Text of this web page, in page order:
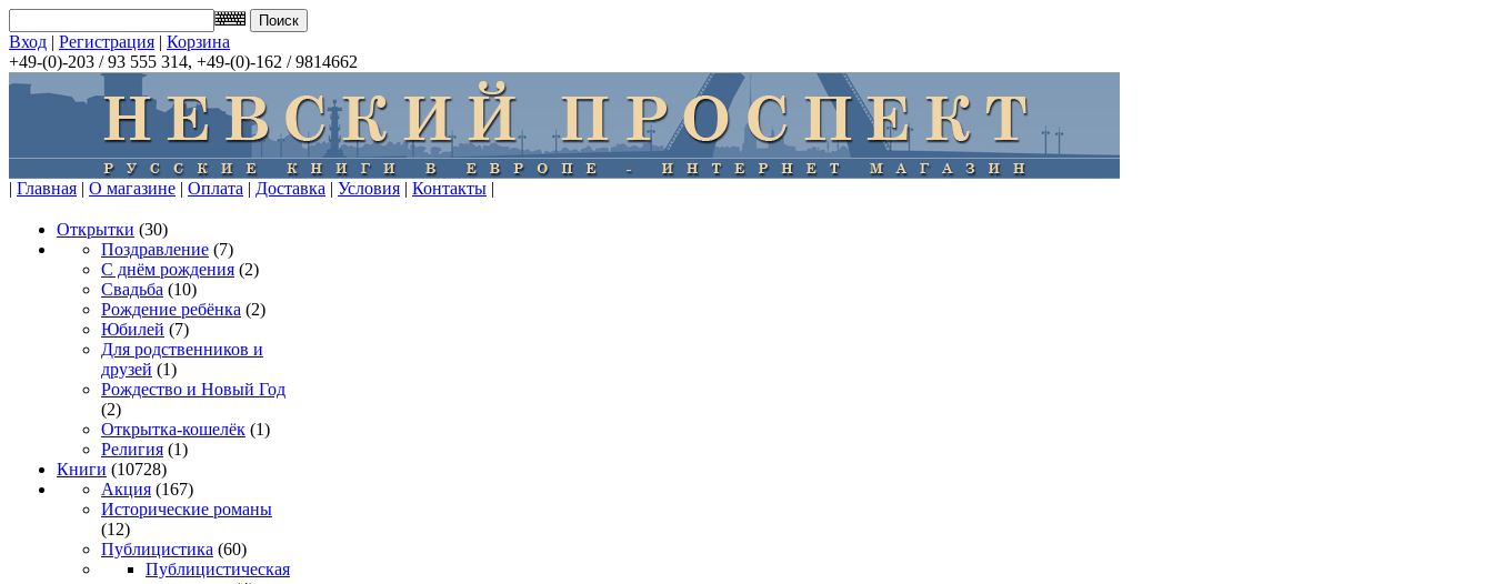
Вход | Регистрация | Корзина
+49-(0)-203 / 93 555 314, +49-(0)-162 / 9814662
| Главная | О магазине | Оплата | Доставка | Условия | Контакты |
Открытки (30)
Поздравление (7)
С днём рождения (2)
Свадьба (10)
Рождение ребёнка (2)
Юбилей (7)
Для родственников и
друзей (1)
Рождество и Новый Год
(2)
Открытка-кошелёк (1)
Религия (1)
Книги (10728)
Акция (167)
Исторические романы
(12)
Публицистика (60)
Публицистическая